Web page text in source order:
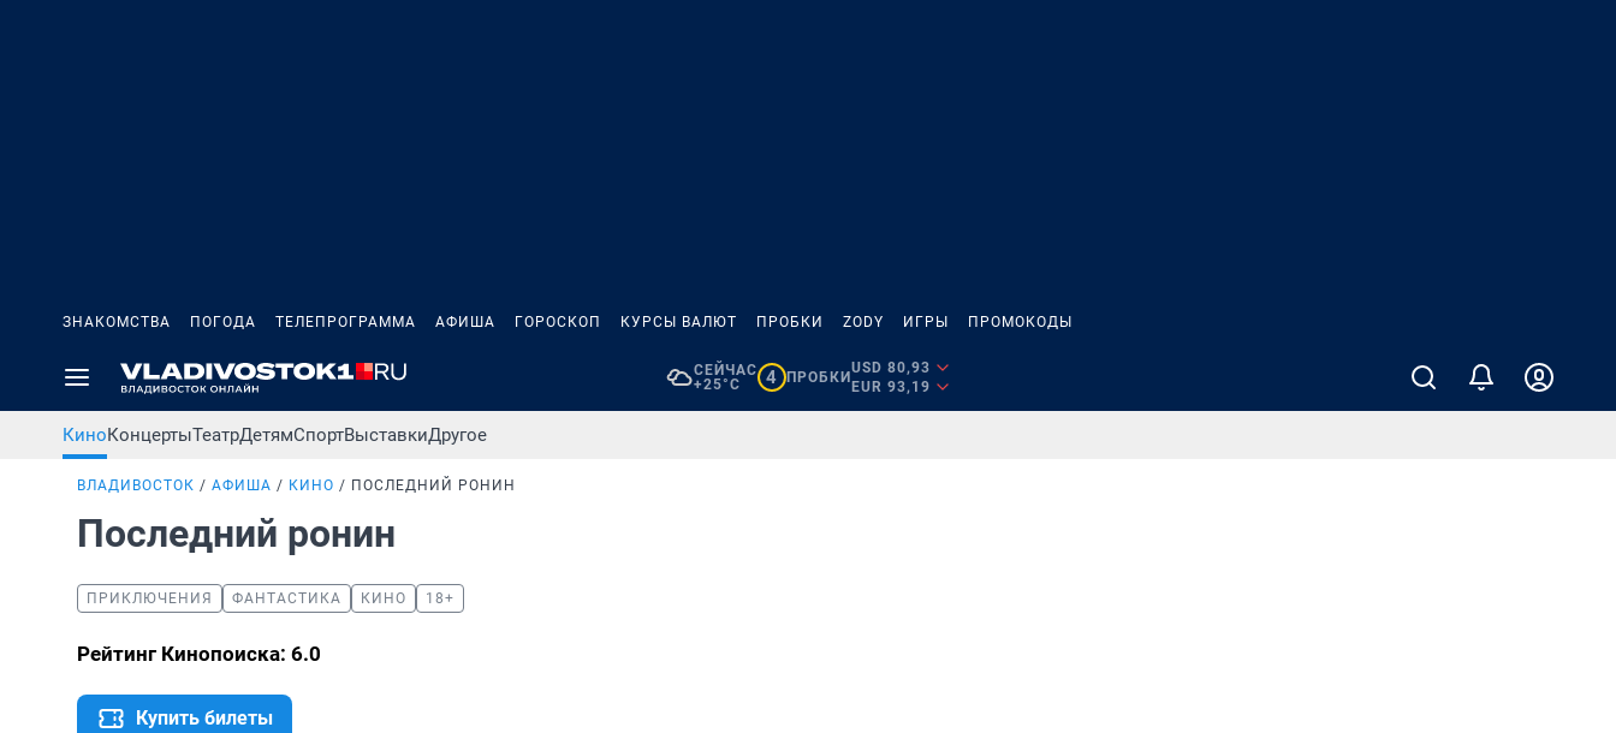
ЗНАКОМСТВА ПОГОДА ТЕЛЕПРОГРАММА АФИША ГОРОСКОП КУРСЫ ВАЛЮТ ПРОБКИ ZODY ИГРЫ ПРОМОКОДЫ
СЕЙЧАС
+25°C
4 ПРОБКИ
USD 80,93
EUR 93,19
КиноКонцертыТеатрДетямСпортВыставкиДругое
ВЛАДИВОСТОК АФИША КИНО ПОСЛЕДНИЙ РОНИН
Последний ронин
ПРИКЛЮЧЕНИЯ ФАНТАСТИКА КИНО 18+
Рейтинг Кинопоиска: 6.0
Купить билеты